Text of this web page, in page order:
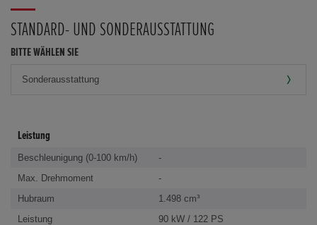
STANDARD- UND SONDERAUSSTATTUNG
BITTE WÄHLEN SIE
Leistung
Beschleunigung (0-100 km/h)
-
Max. Drehmoment
-
Hubraum
1.498 cm³
Leistung
90 kW / 122 PS